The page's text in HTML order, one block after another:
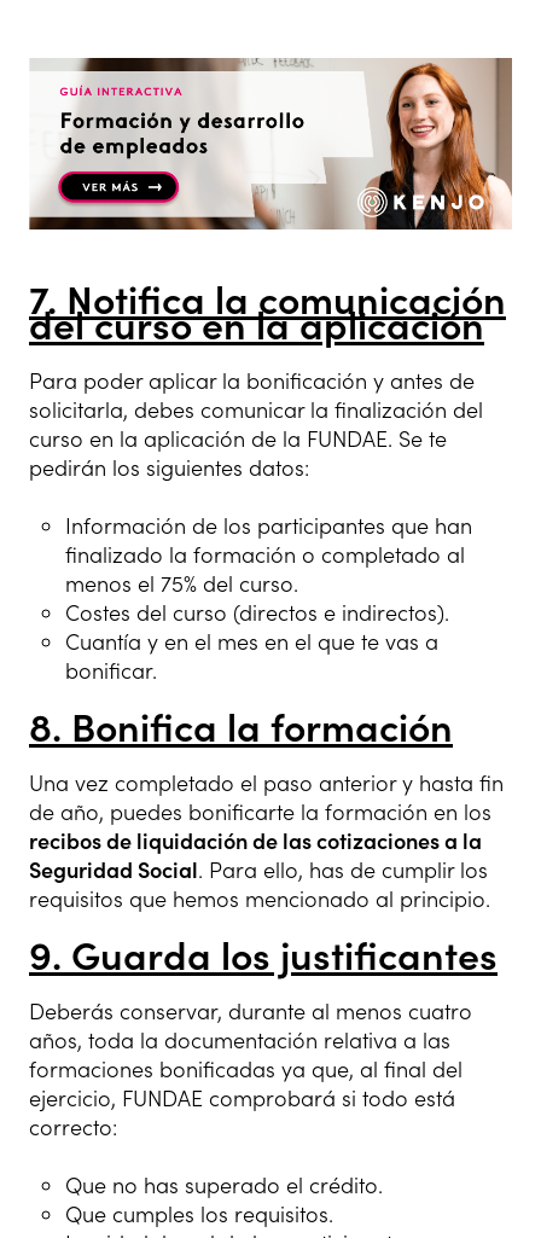
7. Notifica la comunicación
del curso en la aplicación
Para poder aplicar la bonificación y antes de
solicitarla, debes comunicar la finalización del
curso en la aplicación de la FUNDAE. Se te
pedirán los siguientes datos:
Información de los participantes que han
finalizado la formación o completado al
menos el 75% del curso.
Costes del curso (directos e indirectos).
Cuantía y en el mes en el que te vas a
bonificar.
8. Bonifica la formación
Una vez completado el paso anterior y hasta fin
de año, puedes bonificarte la formación en los
recibos de liquidación de las cotizaciones a la
Seguridad Social. Para ello, has de cumplir los
requisitos que hemos mencionado al principio.
9. Guarda los justificantes
Deberás conservar, durante al menos cuatro
años, toda la documentación relativa a las
formaciones bonificadas ya que, al final del
ejercicio, FUNDAE comprobará si todo está
correcto:
Que no has superado el crédito.
Que cumples los requisitos.